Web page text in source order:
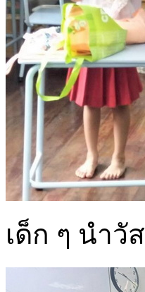
เด็ก ๆ นำวั